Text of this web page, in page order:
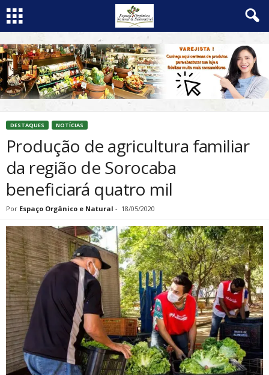
DESTAQUES NOTÍCIAS
Produção de agricultura familiar
da região de Sorocaba
beneficiará quatro mil
Por Espaço Orgânico e Natural - 18/05/2020